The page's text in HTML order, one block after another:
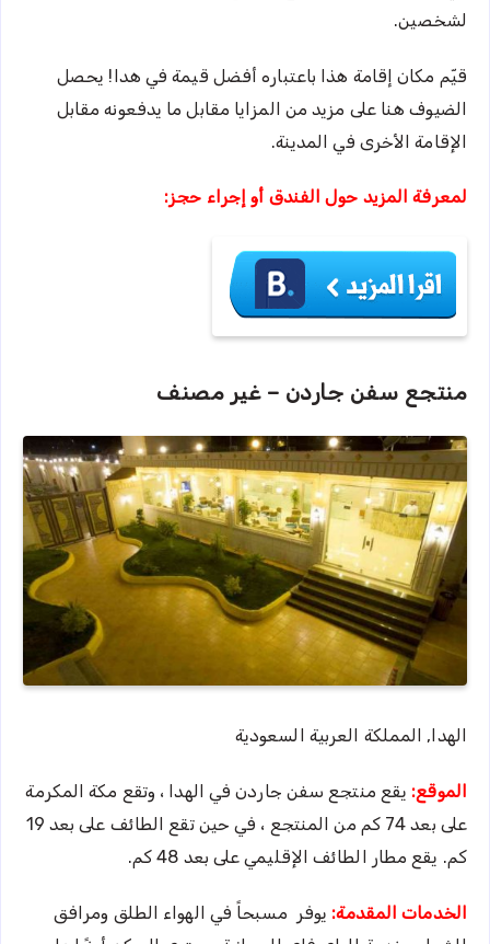
لشخصين.
قيّم مكان إقامة هذا باعتباره أفضل قيمة في هدا! يحصل
الضيوف هنا على مزيد من المزايا مقابل ما يدفعونه مقابل
الإقامة الأخرى في المدينة.
لمعرفة المزيد حول الفندق أو إجراء حجز:
منتجع سفن جاردن – غير مصنف
الهدا, المملكة العربية السعودية
الموقع: يقع منتجع سفن جاردن في الهدا ، وتقع مكة المكرمة
على بعد 74 كم من المنتجع ، في حين تقع الطائف على بعد 19
كم. يقع مطار الطائف الإقليمي على بعد 48 كم.
الخدمات المقدمة: يوفر مسبحاً في الهواء الطلق ومرافق